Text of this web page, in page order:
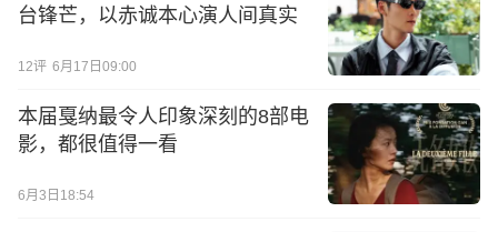
台锋芒，以赤诚本心演人间真实
12评 6月17日09:00
本届戛纳最令人印象深刻的8部电
影，都很值得一看
6月3日18:54